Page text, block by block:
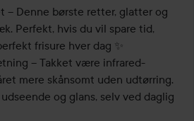
Denne børste retter, glatter og
Perfekt, hvis du vil spare tid,
frisure hver dag ✨
– Takket være infrared-
mere skånsomt uden udtørring.
og glans, selv ved daglig